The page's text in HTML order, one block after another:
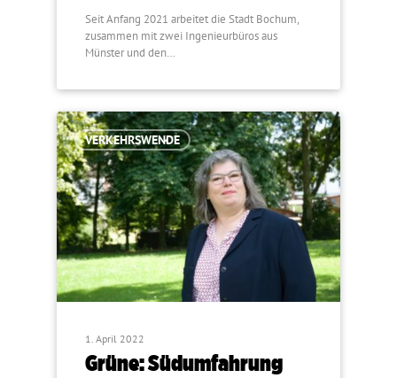
Seit Anfang 2021 arbeitet die Stadt Bochum,
zusammen mit zwei Ingenieurbüros aus
Münster und den…
VERKEHRSWENDE
1. April 2022
Grüne: Südumfahrung